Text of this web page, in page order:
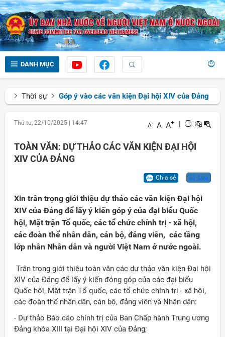
DANH MỤC
Thời sự Góp ý vào các văn kiện Đại hội XIV của Đảng
Thứ tư, 22/10/2025 14:47 A- A A+ |
TOÀN VĂN: DỰ THẢO CÁC VĂN KIỆN ĐẠI HỘI
XIV CỦA ĐẢNG
Chia sẻ Lưu
Xin trân trọng giới thiệu dự thảo các văn kiện Đại hội
XIV của Đảng để lấy ý kiến góp ý của đại biểu Quốc
hội, Mặt trận Tổ quốc, các tổ chức chính trị - xã hội,
các đoàn thể nhân dân, cán bộ, đảng viên, các tầng
lớp nhân Nhân dân và người Việt Nam ở nước ngoài.
Trân trọng giới thiệu toàn văn các dự thảo văn kiện Đại hội
XIV của Đảng để lấy ý kiến đóng góp của các đại biểu
Quốc hội, Mặt trận Tổ quốc, các tổ chức chính trị - xã hội,
các đoàn thể nhân dân, cán bộ, đảng viên và Nhân dân:
- Dự thảo Báo cáo chính trị của Ban Chấp hành Trung ương
Đảng khóa XIII tại Đại hội XIV của Đảng;